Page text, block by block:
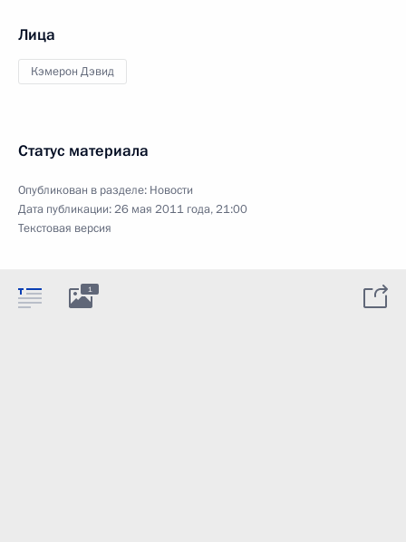
Лица
Кэмерон Дэвид
Статус материала
Опубликован в разделе: Новости
Дата публикации:26 мая 2011 года, 21:00
Текстовая версия
1